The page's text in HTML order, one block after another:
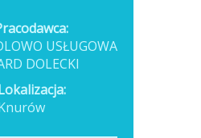
USŁUGOWA
DOLECKI